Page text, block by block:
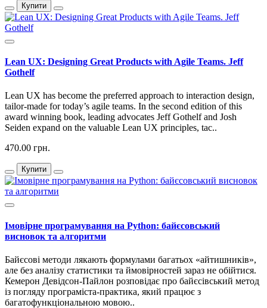
Купити
Lean UX: Designing Great Products with Agile Teams. Jeff
Gothelf
Lean UX has become the preferred approach to interaction design,
tailor-made for today’s agile teams. In the second edition of this
award winning book, leading advocates Jeff Gothelf and Josh
Seiden expand on the valuable Lean UX principles, tac..
470.00 грн.
Купити
Імовірне програмування на Python: байєсовський
висновок та алгоритми
Байєсові методи лякають формулами багатьох «айтишників»,
але без аналізу статистики та ймовірностей зараз не обійтися.
Кемерон Девідсон-Пайлон розповідає про байєсівський метод
із погляду програміста-практика, який працює з
багатофункціональною мовою..